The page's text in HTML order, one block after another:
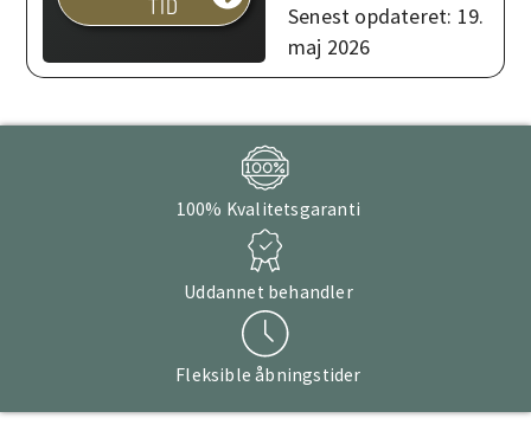
TID
Senest opdateret: 19.
maj 2026
100% Kvalitetsgaranti
Uddannet behandler
Fleksible åbningstider